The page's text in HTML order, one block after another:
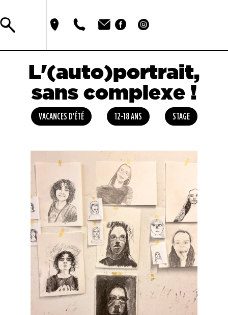
L'(auto)portrait,
sans complexe !
VACANCES D'ÉTÉ 12-18 ANS STAGE